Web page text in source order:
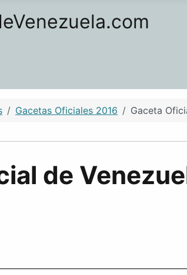
Gacetas Oficiales 2016 Gaceta
de